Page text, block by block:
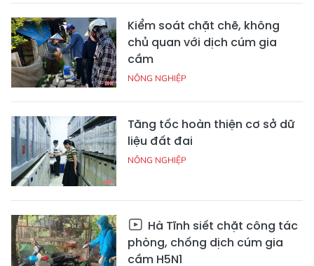
Kiểm soát chặt chẽ, không
chủ quan với dịch cúm gia
cầm
NÔNG NGHIỆP
Tăng tốc hoàn thiện cơ sở dữ
liệu đất đai
NÔNG NGHIỆP
Hà Tĩnh siết chặt công tác
phòng, chống dịch cúm gia
cầm H5N1